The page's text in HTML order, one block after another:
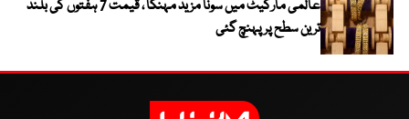
عالمی مارکیٹ میں سونا مزید مہنگا ، قیمت 7 ہفتوں کی بلند
ترین سطح پر پہنچ گئی